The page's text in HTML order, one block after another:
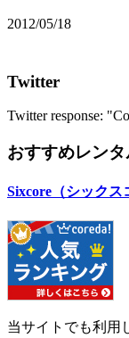
2012/05/18
Twitter
Twitter response:
おすすめレン
Sixcore（シックス
当サイトでも利用